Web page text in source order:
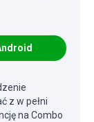
z w pełni
na Combo